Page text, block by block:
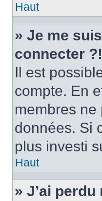
Haut
» Je me
connecter ?!
Il est
compte. En
membres
données. Si
plus investi
Haut
» J’ai